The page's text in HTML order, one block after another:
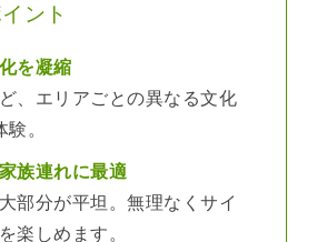
ント
を凝縮
、エリアごとの異なる文化
。
族連れに最適
部分が平坦。無理なくサイ
楽しめます。